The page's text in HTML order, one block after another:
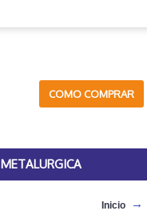
COMO COMPRAR
METALURGICA
Inicio